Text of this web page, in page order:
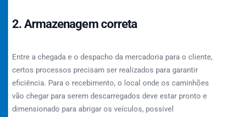
2. Armazenagem correta
Entre a chegada e o despacho da mercadoria para o cliente,
certos processos precisam ser realizados para garantir
eficiência. Para o recebimento, o local onde os caminhões
vão chegar para serem descarregados deve estar pronto e
dimensionado para abrigar os veículos, possível